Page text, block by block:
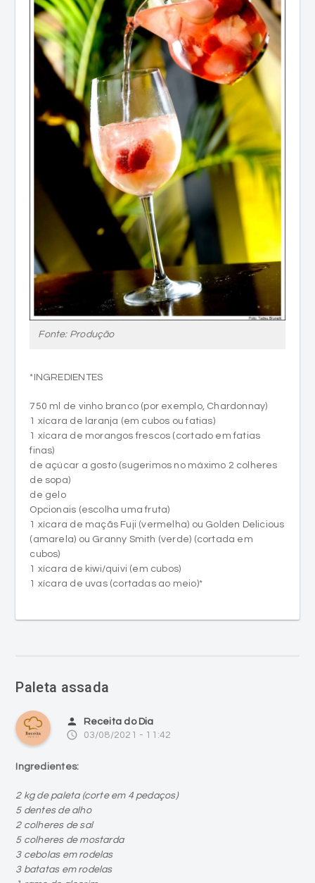
Fonte: Produção
*INGREDIENTES
750 ml de vinho branco (por exemplo, Chardonnay)
1 xícara de laranja (em cubos ou fatias)
1 xícara de morangos frescos (cortado em fatias
finas)
de açúcar a gosto (sugerimos no máximo 2 colheres
de sopa)
de gelo
Opcionais (escolha uma fruta)
1 xícara de maçãs Fuji (vermelha) ou Golden Delicious
(amarela) ou Granny Smith (verde) (cortada em
cubos)
1 xícara de kiwi/quivi (em cubos)
1 xícara de uvas (cortadas ao meio)*
Paleta assada
person Receita do Dia
access_time 03/08/2021 - 11:42
Ingredientes:
2 kg de paleta (corte em 4 pedaços)
5 dentes de alho
2 colheres de sal
5 colheres de mostarda
3 cebolas em rodelas
3 batatas em rodelas